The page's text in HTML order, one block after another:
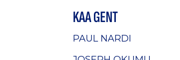
KAA GENT
PAUL NARDI